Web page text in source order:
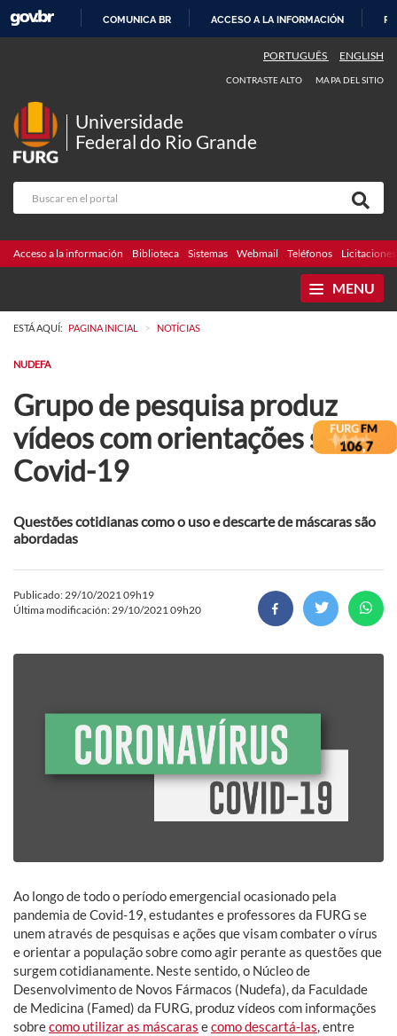
CONTENIDO
COMUNICA BR ACCESO A LA INFORMACIÓN
PORTUGUÊS ENGLISH
CONTRASTE ALTO MAPA DEL SITIO
Universidade
Federal do Rio Grande
Acceso a la información Biblioteca Sistemas Webmail Teléfonos Licitaciones
MENU
ESTÁ AQUÍ: PAGINA INICIAL > NOTÍCIAS
NUDEFA
Grupo de pesquisa produz
vídeos com orientações sobre
Covid-19
Questões cotidianas como o uso e descarte de máscaras são
abordadas
Publicado: 29/10/2021 09h19
Última modificación: 29/10/2021 09h20
Ao longo de todo o período emergencial ocasionado pela
pandemia de Covid-19, estudantes e professores da FURG se
unem através de pesquisas e ações que visam combater o vírus
e orientar a população sobre como agir perante as questões que
surgem cotidianamente. Neste sentido, o Núcleo de
Desenvolvimento de Novos Fármacos (Nudefa), da Faculdade
de Medicina (Famed) da FURG, produz vídeos com informações
sobrecomo utilizar as máscaras ecomo descartá-las, entre